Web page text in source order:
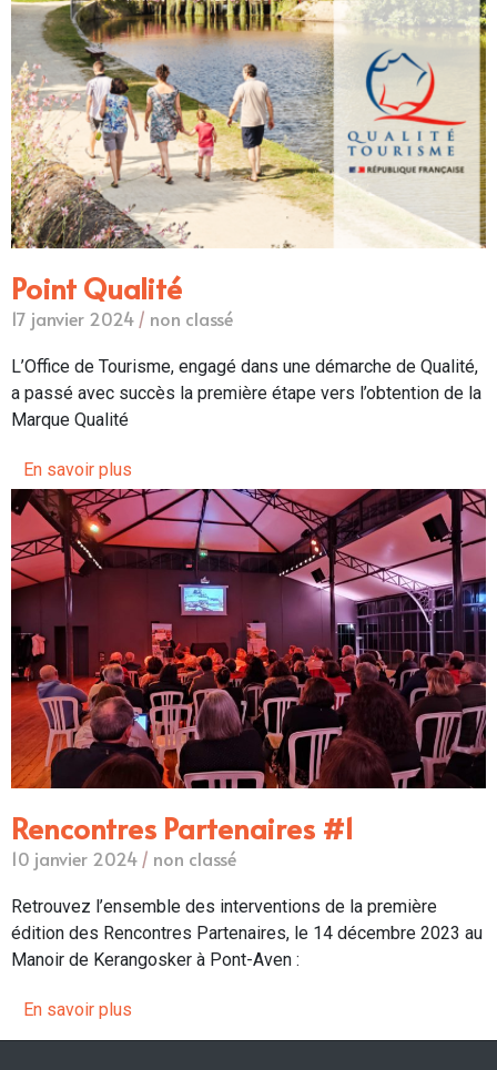
Point Qualité
17 janvier 2024 / non classé
L’Office de Tourisme, engagé dans une démarche de Qualité,
a passé avec succès la première étape vers l’obtention de la
Marque Qualité
En savoir plus
Rencontres Partenaires #1
10 janvier 2024 / non classé
Retrouvez l’ensemble des interventions de la première
édition des Rencontres Partenaires, le 14 décembre 2023 au
Manoir de Kerangosker à Pont-Aven :
En savoir plus